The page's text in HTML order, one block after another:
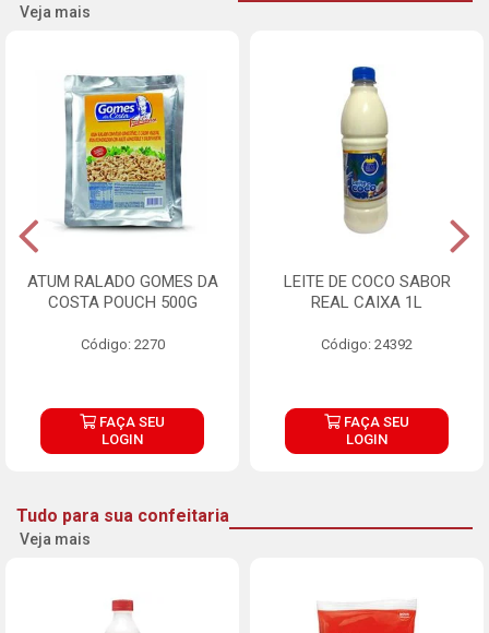
Veja mais
ATUM RALADO GOMES DA
COSTA POUCH 500G
Código: 2270
FAÇA SEU
LOGIN
LEITE DE COCO SABOR
REAL CAIXA 1L
Código: 24392
FAÇA SEU
LOGIN
Tudo para sua confeitaria
Veja mais